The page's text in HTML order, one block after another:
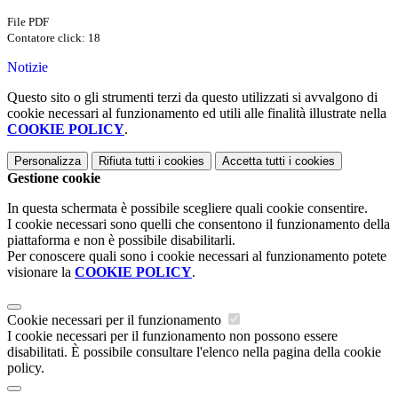
File PDF
Contatore click: 18
Notizie
Questo sito o gli strumenti terzi da questo utilizzati si avvalgono di
cookie necessari al funzionamento ed utili alle finalità illustrate nella
COOKIE POLICY.
Personalizza Rifiuta tutti i cookies Accetta tutti i cookies
Gestione cookie
In questa schermata è possibile scegliere quali cookie consentire.
I cookie necessari sono quelli che consentono il funzionamento della
piattaforma e non è possibile disabilitarli.
Per conoscere quali sono i cookie necessari al funzionamento potete
visionare la COOKIE POLICY.
Cookie necessari per il funzionamento
I cookie necessari per il funzionamento non possono essere
disabilitati. È possibile consultare l'elenco nella pagina della cookie
policy.